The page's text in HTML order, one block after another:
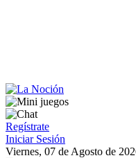
Regístrate
Iniciar Sesión
Viernes, 07 de Agosto de